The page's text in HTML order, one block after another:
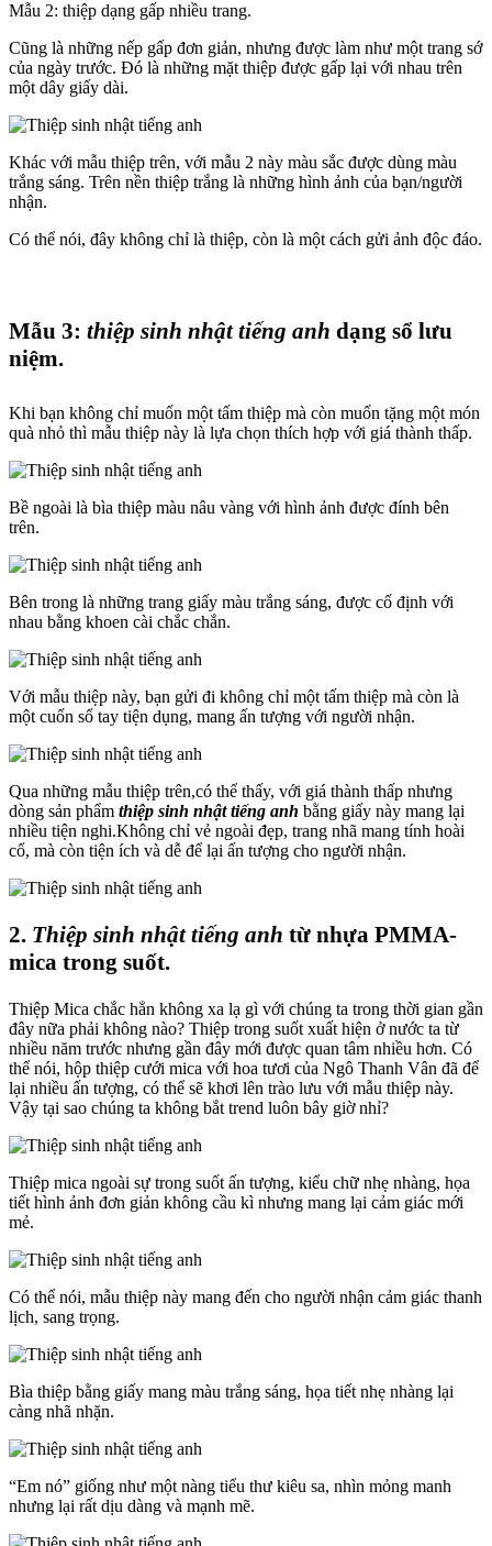
Mẫu 2: thiệp dạng gấp nhiều trang.
Cũng là những nếp gấp đơn giản, nhưng được làm như một trang sớ
của ngày trước. Đó là những mặt thiệp được gấp lại với nhau trên
một dây giấy dài.
Khác với mẫu thiệp trên, với mẫu 2 này màu sắc được dùng màu
trắng sáng. Trên nền thiệp trắng là những hình ảnh của bạn/người
nhận.
Có thể nói, đây không chỉ là thiệp, còn là một cách gửi ảnh độc đáo.
Mẫu 3: thiệp sinh nhật tiếng anh dạng sổ lưu
niệm.
Khi bạn không chỉ muốn một tấm thiệp mà còn muốn tặng một món
quà nhỏ thì mẫu thiệp này là lựa chọn thích hợp với giá thành thấp.
Bề ngoài là bìa thiệp màu nâu vàng với hình ảnh được đính bên
trên.
Bên trong là những trang giấy màu trắng sáng, được cố định với
nhau bằng khoen cài chắc chắn.
Với mẫu thiệp này, bạn gửi đi không chỉ một tấm thiệp mà còn là
một cuốn sổ tay tiện dụng, mang ấn tượng với người nhận.
Qua những mẫu thiệp trên,có thể thấy, với giá thành thấp nhưng
dòng sản phẩm thiệp sinh nhật tiếng anh bằng giấy này mang lại
nhiều tiện nghi.Không chỉ vẻ ngoài đẹp, trang nhã mang tính hoài
cổ, mà còn tiện ích và dễ để lại ấn tượng cho người nhận.
2. Thiệp sinh nhật tiếng anh từ nhựa PMMA-
mica trong suốt.
Thiệp Mica chắc hẳn không xa lạ gì với chúng ta trong thời gian gần
đây nữa phải không nào? Thiệp trong suốt xuất hiện ở nước ta từ
nhiều năm trước nhưng gần đây mới được quan tâm nhiều hơn. Có
thể nói, hộp thiệp cưới mica với hoa tươi của Ngô Thanh Vân đã để
lại nhiều ấn tượng, có thể sẽ khơi lên trào lưu với mẫu thiệp này.
Vậy tại sao chúng ta không bắt trend luôn bây giờ nhỉ?
Thiệp mica ngoài sự trong suốt ấn tượng, kiểu chữ nhẹ nhàng, họa
tiết hình ảnh đơn giản không cầu kì nhưng mang lại cảm giác mới
mẻ.
Có thể nói, mẫu thiệp này mang đến cho người nhận cảm giác thanh
lịch, sang trọng.
Bìa thiệp bằng giấy mang màu trắng sáng, họa tiết nhẹ nhàng lại
càng nhã nhặn.
“Em nó” giống như một nàng tiểu thư kiêu sa, nhìn mỏng manh
nhưng lại rất dịu dàng và mạnh mẽ.